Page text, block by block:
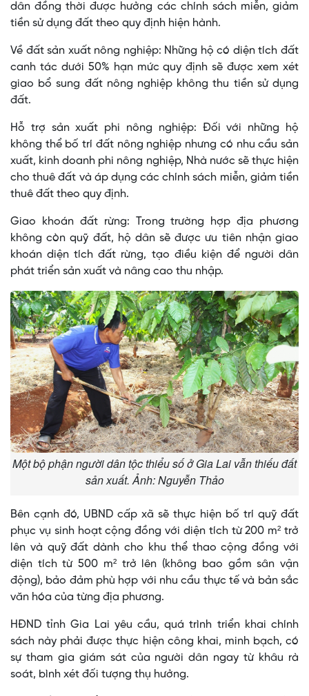
dân đồng thời được hưởng các chính sách miễn, giảm
tiền sử dụng đất theo quy định hiện hành.
Về đất sản xuất nông nghiệp: Những hộ có diện tích đất
canh tác dưới 50% hạn mức quy định sẽ được xem xét
giao bổ sung đất nông nghiệp không thu tiền sử dụng
đất.
Hỗ trợ sản xuất phi nông nghiệp: Đối với những hộ
không thể bố trí đất nông nghiệp nhưng có nhu cầu sản
xuất, kinh doanh phi nông nghiệp, Nhà nước sẽ thực hiện
cho thuê đất và áp dụng các chính sách miễn, giảm tiền
thuê đất theo quy định.
Giao khoán đất rừng: Trong trường hợp địa phương
không còn quỹ đất, hộ dân sẽ được ưu tiên nhận giao
khoán diện tích đất rừng, tạo điều kiện để người dân
phát triển sản xuất và nâng cao thu nhập.
Một bộ phận người dân tộc thiểu số ở Gia Lai vẫn thiếu đất
sản xuất. Ảnh: Nguyễn Thảo
Bên cạnh đó, UBND cấp xã sẽ thực hiện bố trí quỹ đất
phục vụ sinh hoạt cộng đồng với diện tích từ 200 m² trở
lên và quỹ đất dành cho khu thể thao cộng đồng với
diện tích từ 500 m² trở lên (không bao gồm sân vận
động), bảo đảm phù hợp với nhu cầu thực tế và bản sắc
văn hóa của từng địa phương.
HĐND tỉnh Gia Lai yêu cầu, quá trình triển khai chính
sách này phải được thực hiện công khai, minh bạch, có
sự tham gia giám sát của người dân ngay từ khâu rà
soát, bình xét đối tượng thụ hưởng.